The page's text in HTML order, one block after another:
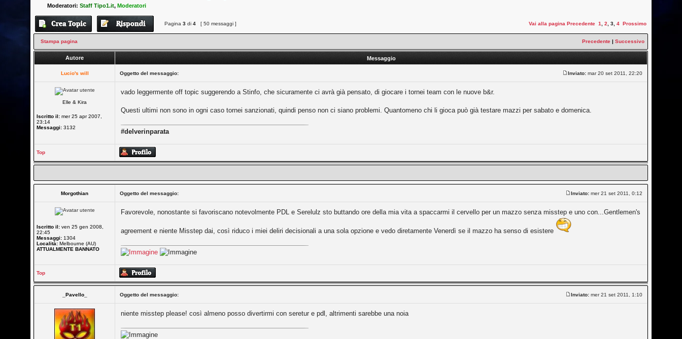
Moderatori:Staff Tipo1.it,Moderatori
Pagina3 di4 [ 50 messaggi ] Vai alla pagina Precedente 1 ,2 ,3 ,4 Prossimo
Stampa pagina Precedente |Successivo
Autore Messaggio
Lucio's will Oggetto del messaggio: Inviato: mar 20 set 2011, 22:20
Elle & Kira
Iscritto il: mer 25 apr 2007,
23:14
Messaggi: 3132
vado leggermente off topic suggerendo a Stinfo, che sicuramente ci avrà già pensato, di giocare i tornei team con le nuove b&r.
Questi ultimi non sono in ogni caso tornei sanzionati, quindi penso non ci siano problemi. Quantomeno chi li gioca può già testare mazzi per sabato e domenica.
#delverinparata
Top
Morgothian Oggetto del messaggio: Inviato: mer 21 set 2011, 0:12
Iscritto il: ven 25 gen 2008,
22:45
Messaggi: 1304
Località: Melbourne (AU)
ATTUALMENTE BANNATO
Favorevole, nonostante si favoriscano notevolmente PDL e Serelulz sto buttando ore della mia vita a spaccarmi il cervello per un mazzo senza misstep e uno con...Gentlemen's
agreement e niente Misstep dai, così riduco i miei deliri decisionali a una sola opzione e vedo diretamente Venerdì se il mazzo ha senso di esistere
Top
_Pavello_ Oggetto del messaggio: Inviato: mer 21 set 2011, 1:10
niente misstep please! così almeno posso divertirmi con seretur e pdl, altrimenti sarebbe una noia